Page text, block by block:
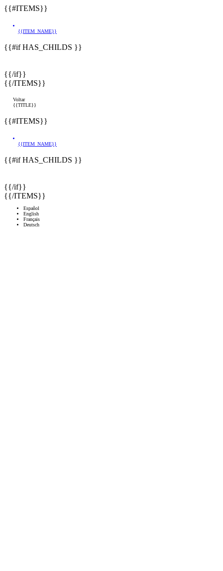
{{#ITEMS}}
{{ITEM_NAME}}
{{#if HAS_CHILDS }}
{{/if}}
{{/ITEMS}}
Voltar
{{TITLE}}
{{#ITEMS}}
{{ITEM_NAME}}
{{#if HAS_CHILDS }}
{{/if}}
{{/ITEMS}}
Español
English
Français
Deutsch